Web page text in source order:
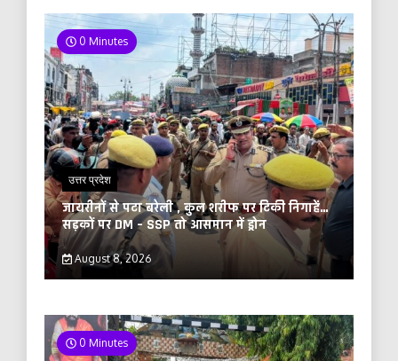
0 Minutes
उत्तर प्रदेश
जायरीनों से पटा बरेली , कुल शरीफ पर टिकी निगाहें…
सड़कों पर DM – SSP तो आसमान में ड्रोन
August 8, 2026
0 Minutes